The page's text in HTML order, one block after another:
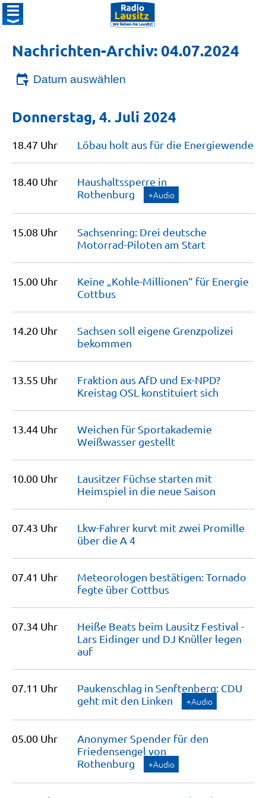
Nachrichten-Archiv: 04.07.2024
Datum auswählen
Donnerstag, 4. Juli 2024
18.47 Uhr Löbau holt aus für die Energiewende
18.40 Uhr
Haushaltssperre in
Rothenburg
+Audio
15.08 Uhr
Sachsenring: Drei deutsche
Motorrad-Piloten am Start
15.00 Uhr
Keine „Kohle-Millionen“ für Energie
Cottbus
14.20 Uhr
Sachsen soll eigene Grenzpolizei
bekommen
13.55 Uhr
Fraktion aus AfD und Ex-NPD?
Kreistag OSL konstituiert sich
13.44 Uhr
Weichen für Sportakademie
Weißwasser gestellt
10.00 Uhr
Lausitzer Füchse starten mit
Heimspiel in die neue Saison
07.43 Uhr
Lkw-Fahrer kurvt mit zwei Promille
über die A 4
07.41 Uhr
Meteorologen bestätigen: Tornado
fegte über Cottbus
07.34 Uhr
Heiße Beats beim Lausitz Festival -
Lars Eidinger und DJ Knüller legen
auf
07.11 Uhr
Paukenschlag in Senftenberg: CDU
geht mit den Linken +Audio
05.00 Uhr
Anonymer Spender für den
Friedensengel von
Rothenburg
+Audio